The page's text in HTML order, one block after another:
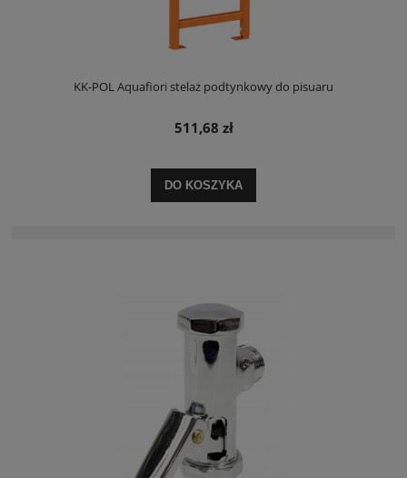
KK-POL Aquafiori stelaż podtynkowy do pisuaru
511,68 zł
DO KOSZYKA